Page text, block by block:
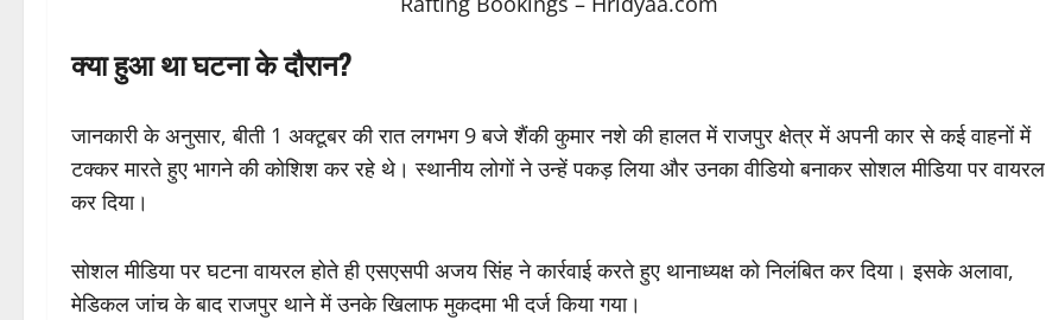
क्या हुआ था घटना के दौरान?
जानकारी के अनुसार, बीती 1 अक्टूबर की रात लगभग 9 बजे शैंकी कुमार नशे की हालत में राजपुर क्षेत्र में अपनी कार से कई वाहनों में
टक्कर मारते हुए भागने की कोशिश कर रहे थे। स्थानीय लोगों ने उन्हें पकड़ लिया और उनका वीडियो बनाकर सोशल मीडिया पर वायरल
कर दिया।
सोशल मीडिया पर घटना वायरल होते ही एसएसपी अजय सिंह ने कार्रवाई करते हुए थानाध्यक्ष को निलंबित कर दिया। इसके अलावा,
मेडिकल जांच के बाद राजपुर थाने में उनके खिलाफ मुकदमा भी दर्ज किया गया।